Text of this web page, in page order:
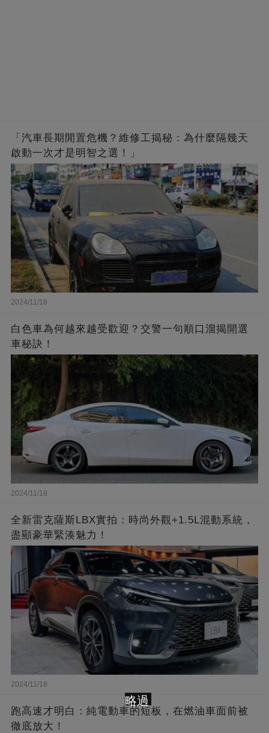
「汽車長期閒置危機？維修工揭秘：為什麼隔幾天
啟動一次才是明智之選！」
2024/11/18
白色車為何越來越受歡迎？交警一句順口溜揭開選
車秘訣！
2024/11/18
全新雷克薩斯LBX實拍：時尚外觀+1.5L混動系統，
盡顯豪華緊湊魅力！
2024/11/18
跑高速才明白：純電動車的短板，在燃油車面前被
徹底放大！
略過